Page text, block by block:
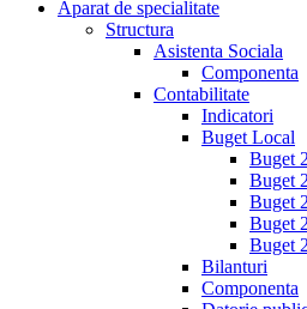
Aparat de specialitate
Structura
Asistenta Sociala
Componenta
Contabilitate
Indicatori
Buget Local
Buget
Buget
Buget
Buget
Buget
Bilanturi
Componenta